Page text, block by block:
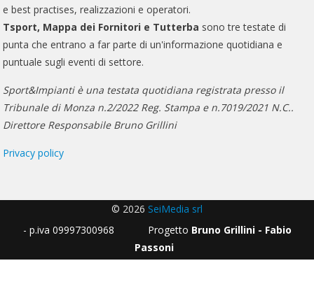
e best practises, realizzazioni e operatori.
Tsport, Mappa dei Fornitori e Tutterba sono tre testate di
punta che entrano a far parte di un'informazione quotidiana e
puntuale sugli eventi di settore.
Sport&Impianti è una testata quotidiana registrata presso il
Tribunale di Monza n.2/2022 Reg. Stampa e n.7019/2021 N.C..
Direttore Responsabile Bruno Grillini
Privacy policy
© 2026 SeiMedia srl
- p.iva 09997300968 Progetto Bruno Grillini - Fabio
Passoni